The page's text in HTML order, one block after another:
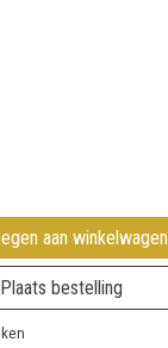
is
aan winkelwagen
Plaats bestelling